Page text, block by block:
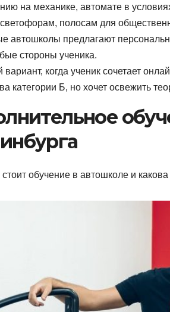
на механике, автомате в
полосам для
автошколы предлагают
стороны ученика.
когда ученик сочетает
категории Б, но хочет освежить
обучение в автошколе и